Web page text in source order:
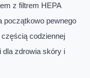
z filtrem HEPA
początkowo pewnego
codziennej
zdrowia skóry i